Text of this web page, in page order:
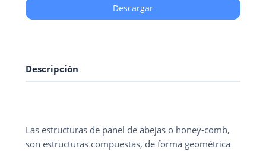
Descargar
Descripción
Las estructuras de panel de abejas o honey-comb,
son estructuras compuestas, de forma geométrica